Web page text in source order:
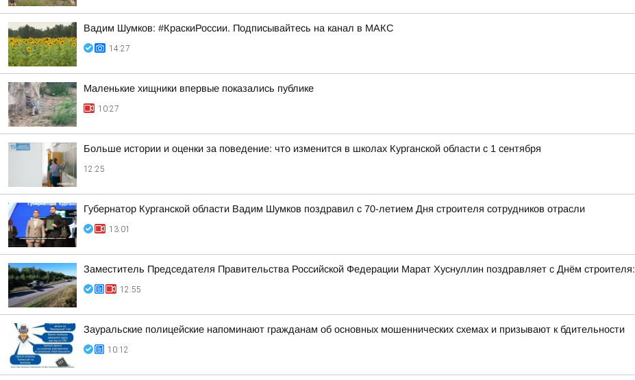
Вадим Шумков: #КраскиРоссии. Подписывайтесь на канал в МАКС
14:27
Маленькие хищники впервые показались публике
10:27
Больше истории и оценки за поведение: что изменится в школах Курганской области с 1 сентября
12:25
Губернатор Курганской области Вадим Шумков поздравил с 70-летием Дня строителя сотрудников отрасли
13:01
Заместитель Председателя Правительства Российской Федерации Марат Хуснуллин поздравляет с Днём строителя:
12:55
Зауральские полицейские напоминают гражданам об основных мошеннических схемах и призывают к бдительности
10:12